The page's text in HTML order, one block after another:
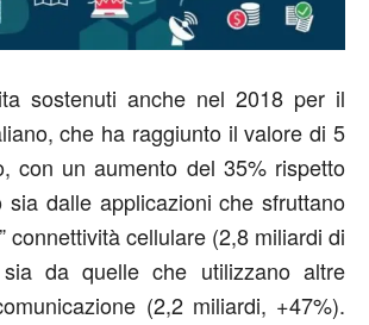
sostenuti anche nel 2018 per il
che ha raggiunto il valore di 5
con un aumento del 35% rispetto
sia dalle applicazioni che sfruttano
connettività cellulare (2,8 miliardi di
da quelle che utilizzano altre
(2,2 miliardi, +47%).